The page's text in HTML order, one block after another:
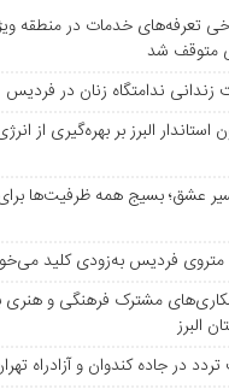
تعرفه‌های خدمات در منطقه
متوقف شد
زندانی ندامتگاه زنان در فردیس
استاندار البرز بر بهره‌گیری از
عشق؛ بسیج همه ظرفیت‌ها
متروی فردیس به‌زودی کلید
مشترک فرهنگی و هنری
البرز
در جاده کندوان و آزادراه